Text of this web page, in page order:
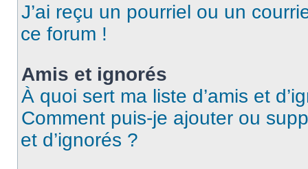
J’ai reçu un pourriel ou un
ce forum !
Amis et ignorés
À quoi sert ma liste d’amis et
Comment puis-je ajouter ou
et d’ignorés ?